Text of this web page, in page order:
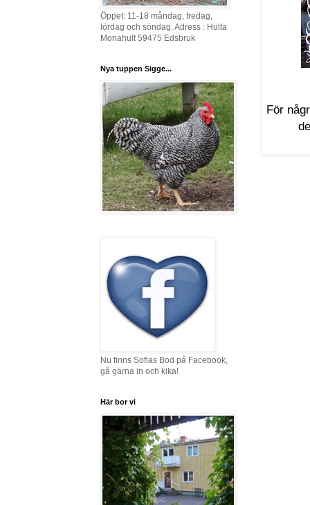
För
Öppet: 11-18 måndag, fredag,
lördag och söndag. Adress : Hulta
Monahult 59475 Edsbruk
Nya tuppen Sigge...
Nu finns Sofias Bod på Facebook,
gå gärna in och kika!
Här bor vi